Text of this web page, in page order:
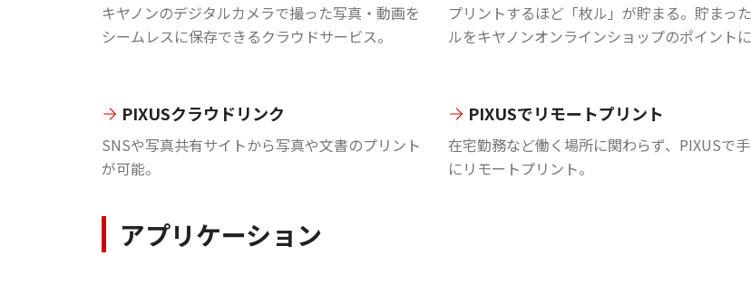
キヤノンのデジタルカメラで撮った写真・動画を
シームレスに保存できるクラウドサービス。
プリントするほど「枚ル」が貯まる。貯まっ
ルをキヤノンオンラインショップのポイントに
PIXUSクラウドリンク
SNSや写真共有サイトから写真や文書のプリント
が可能。
PIXUSでリモートプリント
在宅勤務など働く場所に関わらず、PIXUSで
にリモートプリント。
アプリケーション